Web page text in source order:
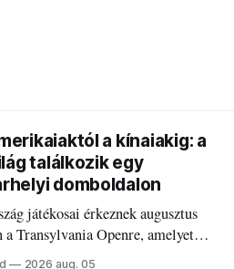
a kínaiakig: a
találkozik egy
domboldalon
játékosai érkeznek augusztus
a Transylvania Openre, amelyet
legrégebben működő állandó
2026 aug. 05